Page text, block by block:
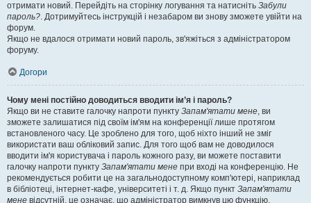
отримати новий. Перейдіть на сторінку логування та натисніть Забули
пароль?. Дотримуйтесь інструкцій і незабаром ви знову зможете увійти на
форум.
Якщо не вдалося отримати новий пароль, зв'яжіться з адміністратором
форуму.
Догори
Чому мені постійно доводиться вводити ім’я і пароль?
Якщо ви не ставите галочку напроти пункту Запам'ятати мене, ви
зможете залишатися під своїм ім'ям на конференції лише протягом
встановленого часу. Це зроблено для того, щоб ніхто інший не зміг
використати ваш обліковий запис. Для того щоб вам не доводилося
вводити ім'я користувача і пароль кожного разу, ви можете поставити
галочку напроти пункту Запам'ятати мене при вході на конференцію. Не
рекомендується робити це на загальнодоступному комп'ютері, наприклад
в бібліотеці, інтернет-кафе, університеті і т. д. Якщо пункт Запам'ятати
мене відсутній, це означає, що адміністратор вимкнув цю функцію.